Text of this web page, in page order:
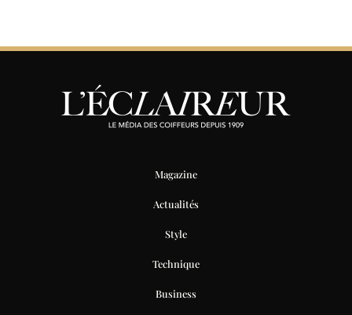
Magazine
Actualités
Style
Technique
Business